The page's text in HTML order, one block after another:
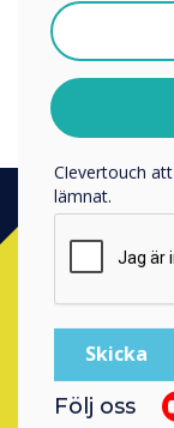
Contact
Jag
För
Clevertouch
lämnat.
Följ oss